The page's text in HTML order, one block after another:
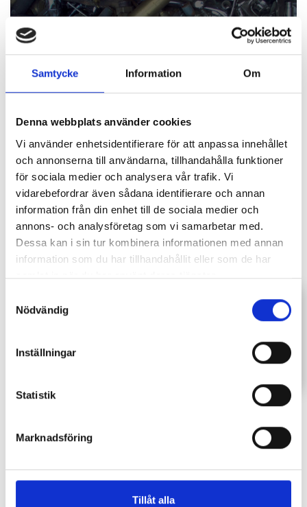
Samtycke Information Om
Denna webbplats använder cookies
Vi använder enhetsidentifierare för att anpassa innehållet
och annonserna till användarna, tillhandahålla funktioner
för sociala medier och analysera vår trafik. Vi
vidarebefordrar även sådana identifierare och annan
information från din enhet till de sociala medier och
annons- och analysföretag som vi samarbetar med.
Dessa kan i sin tur kombinera informationen med annan
information som du har tillhandahållit eller som de har
samlat in när du har använt deras tjänster.
Nödvändig
Inställningar
Statistik
Marknadsföring
Tillåt alla
Mässing
Läs mer